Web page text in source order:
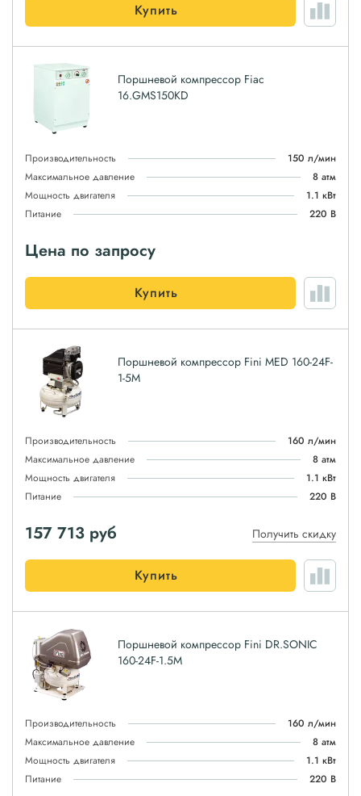
Купить
Поршневой компрессор Fiac
16.GMS150KD
Производительность
150 л/мин
Максимальное давление
8 атм
Мощность двигателя
1.1 кВт
Питание
220 В
Цена по запросу
Купить
Поршневой компрессор Fini MED 160-24F-
1-5M
Производительность
160 л/мин
Максимальное давление
8 атм
Мощность двигателя
1.1 кВт
Питание
220 В
157 713 руб Получить скидку
Купить
Поршневой компрессор Fini DR.SONIC
160-24F-1.5M
Производительность
160 л/мин
Максимальное давление
8 атм
Мощность двигателя
1.1 кВт
Питание
220 В